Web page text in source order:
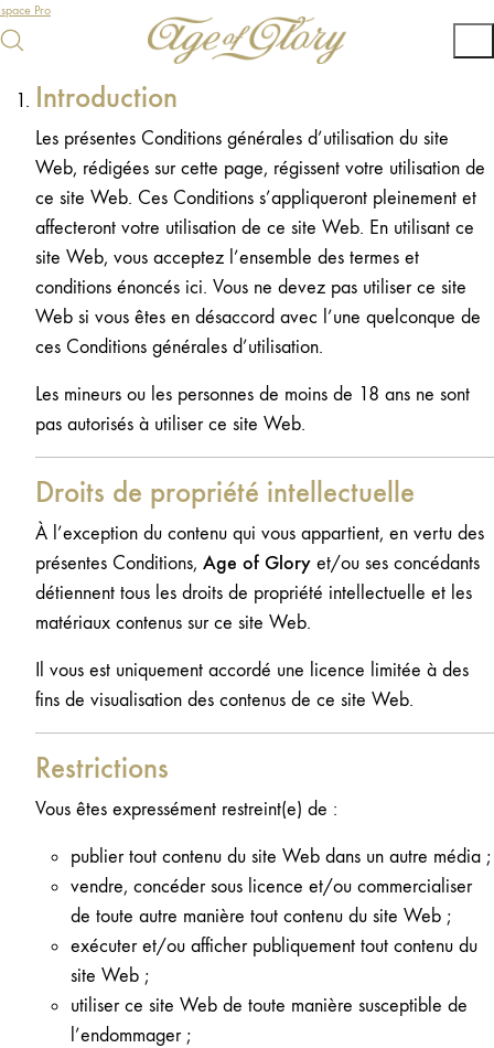
Pro
Introduction
Les présentes Conditions générales d’utilisation du site
Web, rédigées sur cette page, régissent votre utilisation de
ce site Web. Ces Conditions s’appliqueront pleinement et
affecteront votre utilisation de ce site Web. En utilisant ce
site Web, vous acceptez l’ensemble des termes et
conditions énoncés ici. Vous ne devez pas utiliser ce site
Web si vous êtes en désaccord avec l’une quelconque de
ces Conditions générales d’utilisation.
Les mineurs ou les personnes de moins de 18 ans ne sont
pas autorisés à utiliser ce site Web.
Droits de propriété intellectuelle
À l’exception du contenu qui vous appartient, en vertu des
présentes Conditions, Age of Glory et/ou ses concédants
détiennent tous les droits de propriété intellectuelle et les
matériaux contenus sur ce site Web.
Il vous est uniquement accordé une licence limitée à des
fins de visualisation des contenus de ce site Web.
Restrictions
Vous êtes expressément restreint(e) de :
publier tout contenu du site Web dans un autre média ;
vendre, concéder sous licence et/ou commercialiser
de toute autre manière tout contenu du site Web ;
exécuter et/ou afficher publiquement tout contenu du
site Web ;
utiliser ce site Web de toute manière susceptible de
l’endommager ;